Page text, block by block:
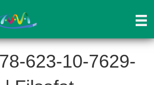
623-10-7629-